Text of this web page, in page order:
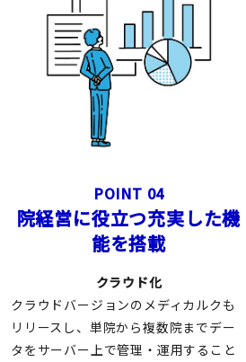
POINT 04
院経営に役立つ充実した機
能を搭載
クラウド化
クラウドバージョンのメディカルクも
リリースし、単院から複数院までデー
タをサーバー上で管理・運用すること